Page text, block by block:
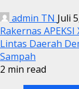
admin TN Juli
Rakernas
Lintas Daerah
Sampah
2 min read